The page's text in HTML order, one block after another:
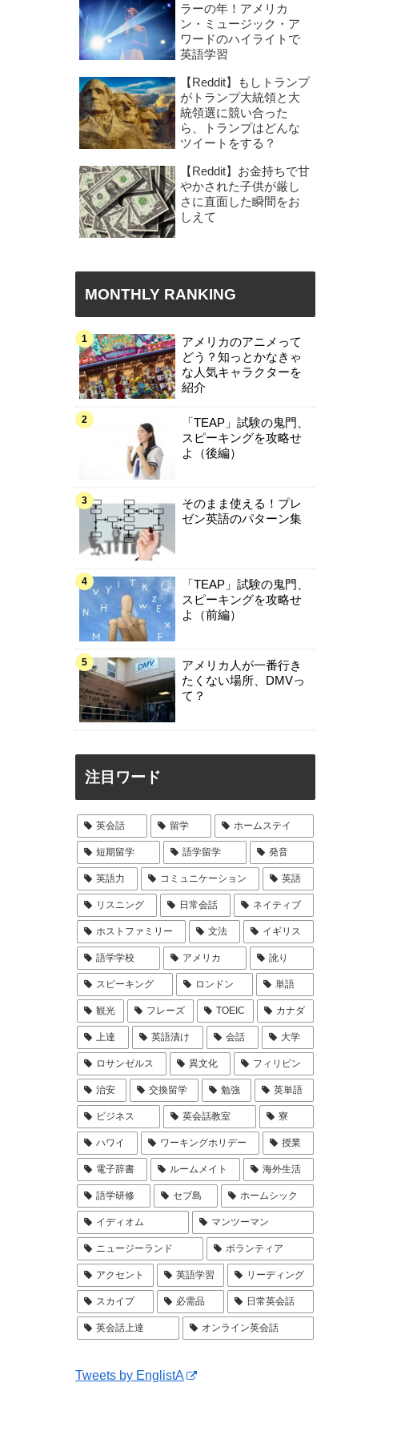
ラーの年！アメリカ
ン・ミュージック・ア
ワードのハイライトで
英語学習
【Reddit】もしトランプ
がトランプ大統領と大
統領選に競い合った
ら、トランプはどんな
ツイートをする？
【Reddit】お金持ちで甘
やかされた子供が厳し
さに直面した瞬間をお
しえて
MONTHLY RANKING
アメリカのアニメって
どう？知っとかなきゃ
な人気キャラクターを
紹介
「TEAP」試験の鬼門、
スピーキングを攻略せ
よ（後編）
そのまま使える！プレ
ゼン英語のパターン集
「TEAP」試験の鬼門、
スピーキングを攻略せ
よ（前編）
アメリカ人が一番行き
たくない場所、DMVっ
て？
注目ワード
英会話 留学 ホームステイ
短期留学 語学留学 発音
英語力 コミュニケーション 英語
リスニング 日常会話 ネイティブ
ホストファミリー 文法 イギリス
語学学校 アメリカ 訛り
スピーキング ロンドン 単語
観光 フレーズ TOEIC カナダ
上達 英語漬け 会話 大学
ロサンゼルス 異文化 フィリピン
治安 交換留学 勉強 英単語
ビジネス 英会話教室 寮
ハワイ ワーキングホリデー 授業
電子辞書 ルームメイト 海外生活
語学研修 セブ島 ホームシック
イディオム マンツーマン
ニュージーランド ボランティア
アクセント 英語学習 リーディング
スカイプ 必需品 日常英会話
英会話上達 オンライン英会話
Tweets by EnglistA